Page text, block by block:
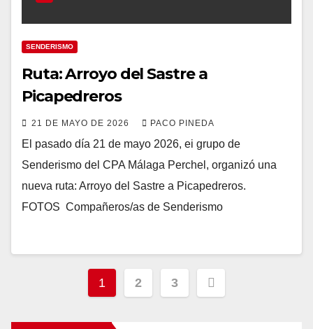
SENDERISMO
Ruta: Arroyo del Sastre a
Picapedreros
21 DE MAYO DE 2026 PACO PINEDA
El pasado día 21 de mayo 2026, ei grupo de
Senderismo del CPA Málaga Perchel, organizó una
nueva ruta: Arroyo del Sastre a Picapedreros.
FOTOS Compañeros/as de Senderismo
Paginación
1 2 3